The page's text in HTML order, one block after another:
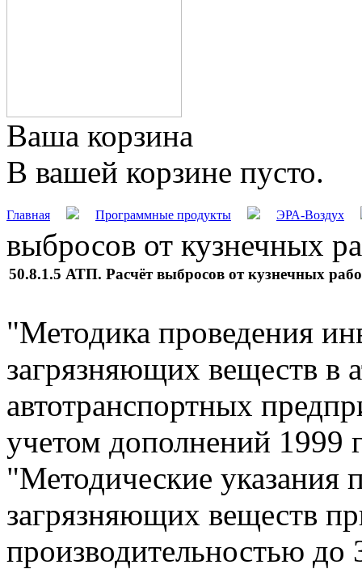
Ваша корзина
В вашей корзине пусто.
Главная Программные продукты ЭРА-Воздух
выбросов от кузнечных
50.8.1.5 АТП. Расчёт выбросов от кузнечных
"Методика проведения
загрязняющих веществ в
автотранспортных
учетом дополнений 1999
"Методические указания
загрязняющих веществ
производительностью